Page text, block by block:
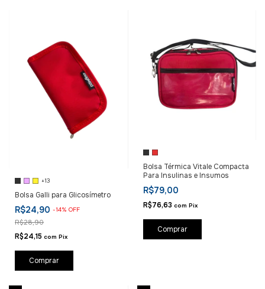
+13
Bolsa Galli para Glicosímetro
R$24,90 -14% OFF
R$28,90
R$24,15 com Pix
Comprar
Bolsa Térmica Vitale Compacta
Para Insulinas e Insumos
R$79,00
R$76,63 com Pix
Comprar